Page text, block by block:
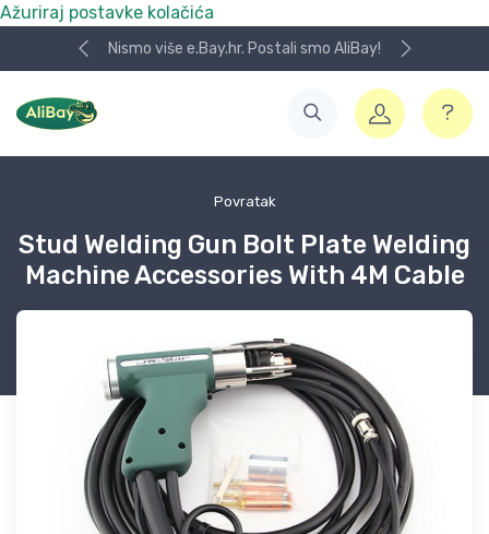
Ažuriraj postavke kolačića
Nismo više e.Bay.hr. Postali smo AliBay!
Povratak
Stud Welding Gun Bolt Plate Welding
Machine Accessories With 4M Cable